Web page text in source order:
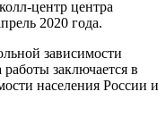
центр центра
2020 года.
зависимости
заключается в
населения России и